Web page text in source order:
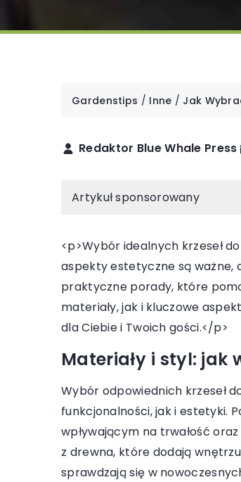
Gardenstips / Inne / Jak
Redaktor Blue Whale Press
Artykuł sponsorowany
<p>Wybór idealnych krzeseł
aspekty estetyczne są ważne,
praktyczne porady, które
materiały, jak i kluczowe
dla Ciebie i Twoich gości.</p>
Materiały i styl: jak
Wybór odpowiednich krzeseł
funkcjonalności, jak i estetyki.
wpływającym na trwałość
z drewna, które dodają
sprawdzają się w
6 kwietnia 2025
Jak wybrać idealne
swojej sypialni?
które stanie się
Twojej sypialni,
estetykę wnętrza?
zwrócić uwagę, aby